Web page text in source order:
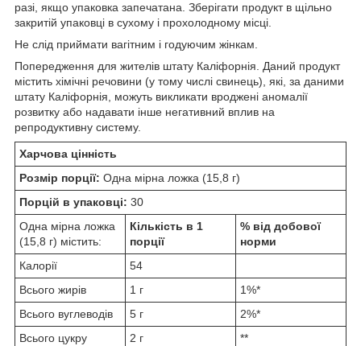
разі, якщо упаковка запечатана. Зберігати продукт в щільно
закритій упаковці в сухому і прохолодному місці.
Не слід приймати вагітним і годуючим жінкам.
Попередження для жителів штату Каліфорнія. Даний продукт
містить хімічні речовини (у тому числі свинець), які, за даними
штату Каліфорнія, можуть викликати вроджені аномалії
розвитку або надавати інше негативний вплив на
репродуктивну систему.
Харчова цінність
Розмір порції: Одна мірна ложка (15,8 г)
Порцій в упаковці: 30
Одна мірна ложка
(15,8 г) містить:
Кількість в 1
порції
% від добової
норми
Калорії
54
Всього жирів
1 г
1%*
Всього вуглеводів
5 г
2%*
Всього цукру
2 г
**